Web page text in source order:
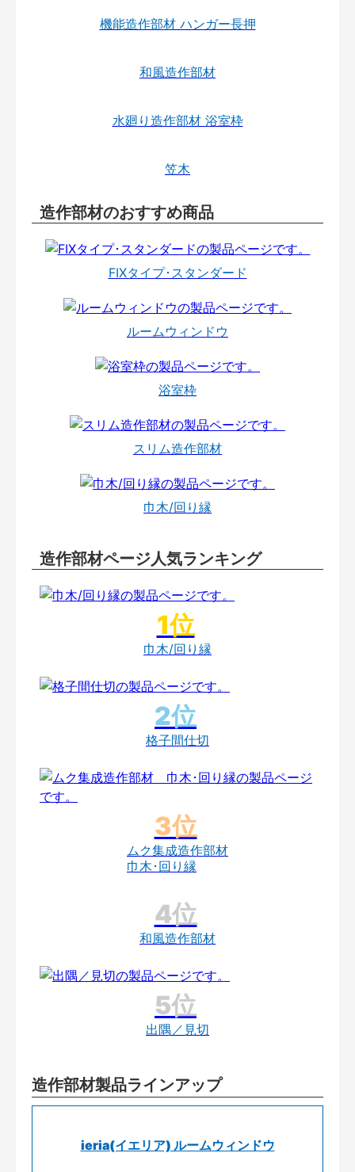
機能造作部材 ハンガー長押
和風造作部材
水廻り造作部材 浴室枠
笠木
造作部材のおすすめ商品
FIXタイプ･スタンダード
ルームウィンドウ
浴室枠
スリム造作部材
巾木/回り縁
造作部材ページ人気ランキング
巾木/回り縁
格子間仕切
ムク集成造作部材
巾木･回り縁
和風造作部材
出隅／見切
造作部材製品ラインアップ
ieria(イエリア) ルームウィンドウ